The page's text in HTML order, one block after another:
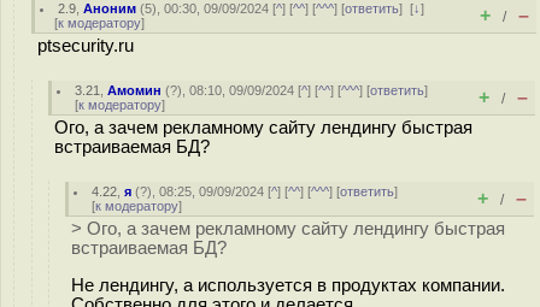
2.9 ,Аноним (5), 00:30, 09/09/2024 [^] [^^] [^^^] [ответить][↓]
[к модератору] + / –
ptsecurity.ru
3.21 ,Амомин (?), 08:10, 09/09/2024 [^] [^^] [^^^] [ответить]
[к модератору] + / –
Ого, а зачем рекламному сайту лендингу быстрая
встраиваемая БД?
4.22 ,я (?), 08:25, 09/09/2024 [^] [^^] [^^^] [ответить]
[к модератору] + / –
> Ого, а зачем рекламному сайту лендингу быстрая
встраиваемая БД?
Не лендингу, а используется в продуктах компании.